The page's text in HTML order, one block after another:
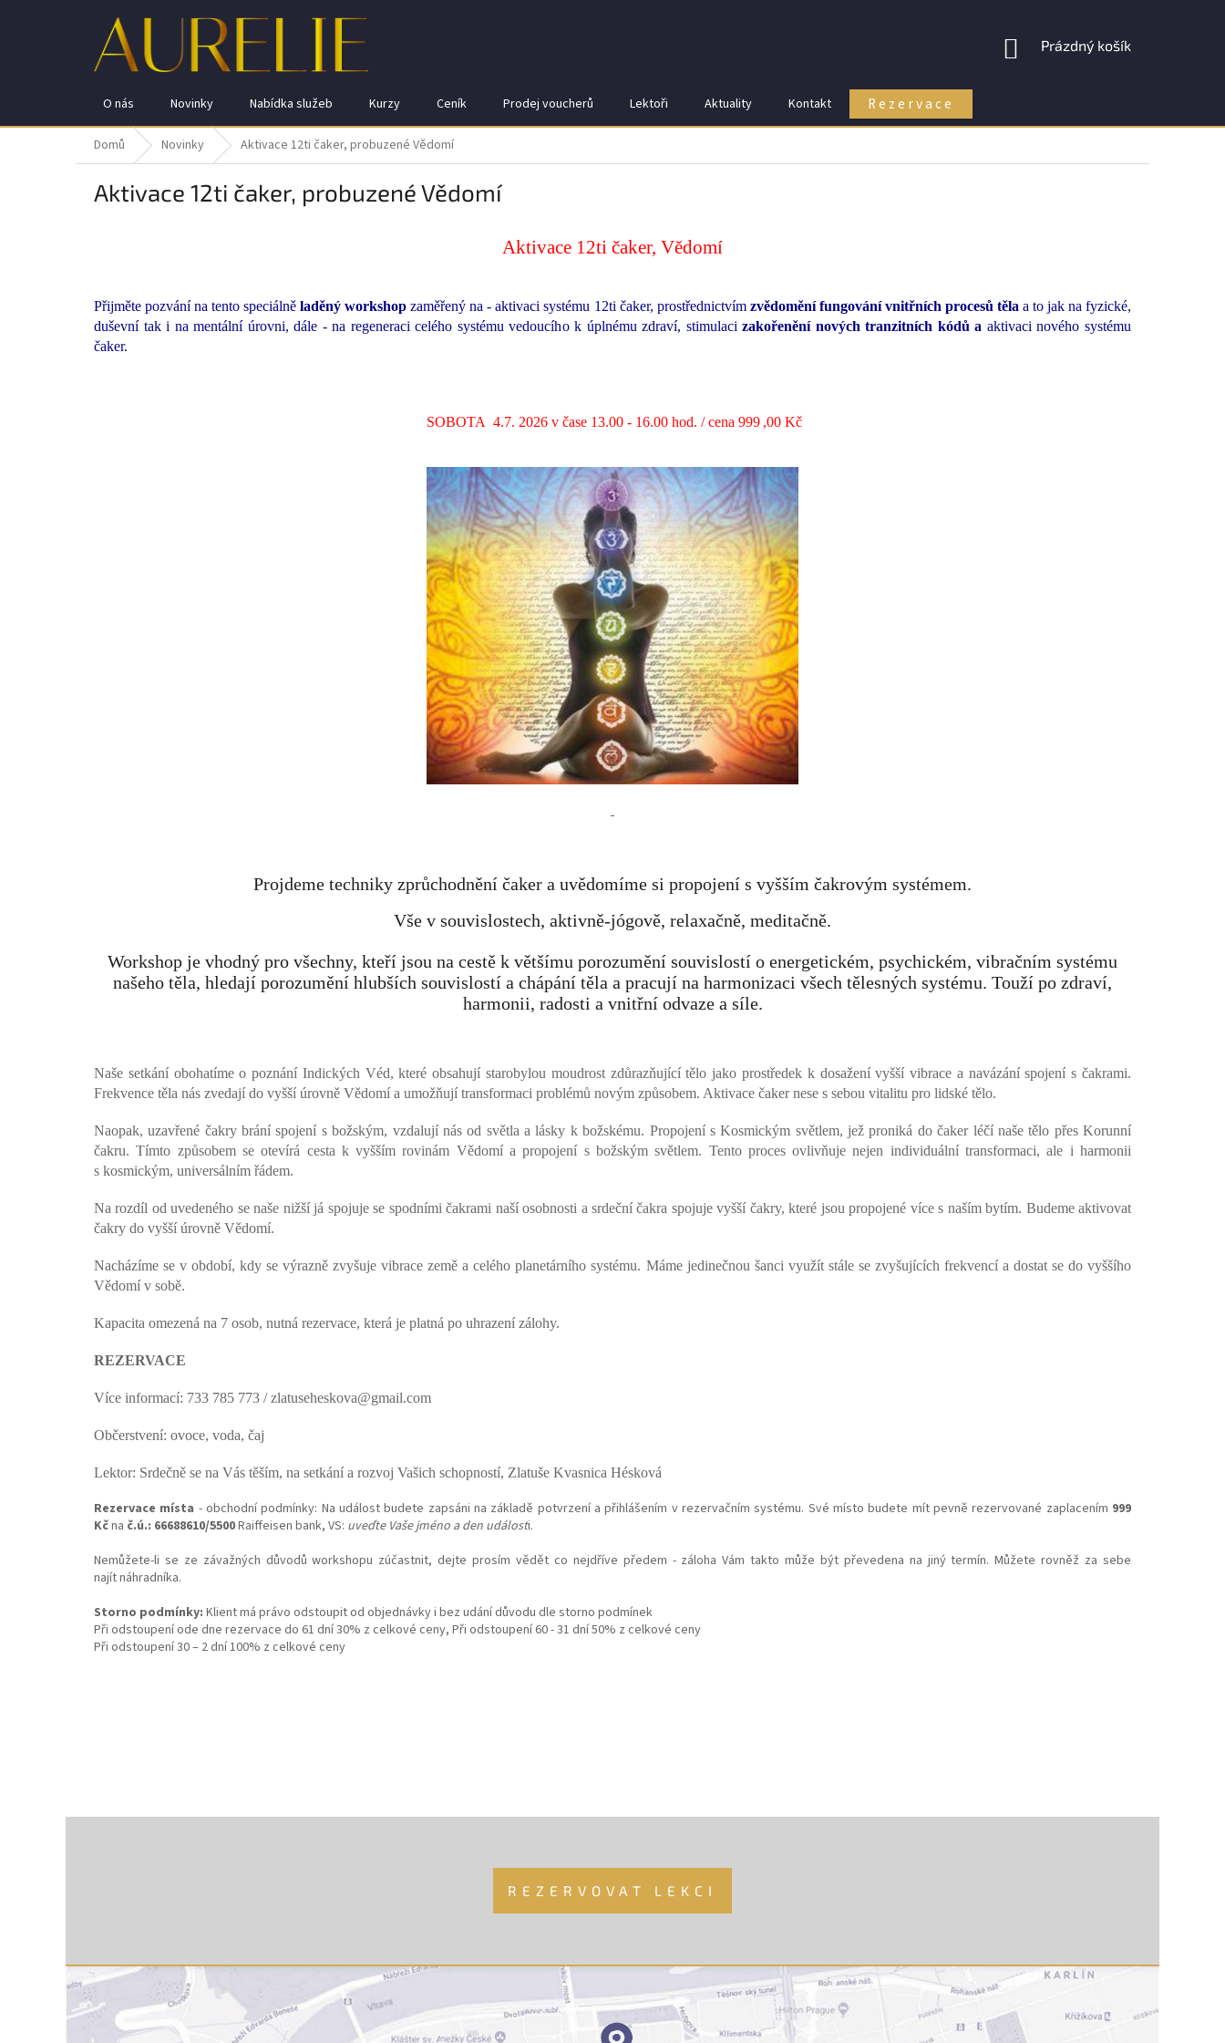
NÁKUPNÍ
Prázdný košík
O nás Novinky Nabídka služeb Kurzy Ceník Prodej voucherů Lektoři Aktuality Kontakt Rezervace
Domů Novinky Aktivace 12ti čaker, probuzené Vědomí
Aktivace 12ti čaker, probuzené Vědomí
Aktivace 12ti čaker, Vědomí
Přijměte pozvání na tento speciálněladěný workshop zaměřený na - aktivaci systému 12ti čaker, prostřednictvímzvědomění fungování vnitřních procesů těla a to jak na fyzické,
duševní tak i na mentální úrovni, dále - na regeneraci celého systému vedoucího k úplnému zdraví, stimulacizakořenění nových tranzitních kódů a aktivaci nového systému
čaker.
SOBOTA 4.7. 2026 v čase 13.00 - 16.00 hod. / cena 999 ,00 Kč
Projdeme techniky zprůchodnění čaker a uvědomíme si propojení s vyšším čakrovým systémem.
Vše v souvislostech, aktivně-jógově, relaxačně, meditačně.
Workshop je vhodný pro všechny, kteří jsou na cestě k většímu porozumění souvislostí o energetickém, psychickém, vibračním systému
našeho těla, hledají porozumění hlubších souvislostí a chápání těla a pracují na harmonizaci všech tělesných systému. Touží po zdraví,
harmonii, radosti a vnitřní odvaze a síle.
Naše setkání obohatíme o poznání Indických Véd, které obsahují starobylou moudrost zdůrazňující tělo jako prostředek k dosažení vyšší vibrace a navázání spojení s čakrami.
Frekvence těla nás zvedají do vyšší úrovně Vědomí a umožňují transformaci problémů novým způsobem. Aktivace čaker nese s sebou vitalitu pro lidské tělo.
Naopak, uzavřené čakry brání spojení s božským, vzdalují nás od světla a lásky k božskému. Propojení s Kosmickým světlem, jež proniká do čaker léčí naše tělo přes Korunní
čakru. Tímto způsobem se otevírá cesta k vyšším rovinám Vědomí a propojení s božským světlem. Tento proces ovlivňuje nejen individuální transformaci, ale i harmonii
s kosmickým, universálním řádem.
Na rozdíl od uvedeného se naše nižší já spojuje se spodními čakrami naší osobnosti a srdeční čakra spojuje vyšší čakry, které jsou propojené více s naším bytím. Budeme aktivovat
čakry do vyšší úrovně Vědomí.
Nacházíme se v období, kdy se výrazně zvyšuje vibrace země a celého planetárního systému. Máme jedinečnou šanci využít stále se zvyšujících frekvencí a dostat se do vyššího
Vědomí v sobě.
Kapacita omezená na 7 osob, nutná rezervace, která je platná po uhrazení zálohy.
REZERVACE
Více informací: 733 785 773 / zlatuseheskova@gmail.com
Občerstvení: ovoce, voda, čaj
Lektor: Srdečně se na Vás těším, na setkání a rozvoj Vašich schopností, Zlatuše Kvasnica Hésková
Rezervace místa - obchodní podmínky: Na událost budete zapsáni na základě potvrzení a přihlášením v rezervačním systému. Své místo budete mít pevně rezervované zaplacením 999
Kčna č.ú.: 66688610/5500Raiffeisen bank, VS: uveďte Vaše jméno a den události.
Nemůžete-li se ze závažných důvodů workshopu zúčastnit, dejte prosím vědět co nejdříve předem - záloha Vám takto může být převedena na jiný termín. Můžete rovněž za sebe
najít náhradníka.
Storno podmínky: Klient má právo odstoupit od objednávky i bez udání důvodu dle storno podmínek
Při odstoupení ode dne rezervace do 61 dní 30% z celkové ceny, Při odstoupení 60 - 31 dní 50% z celkové ceny
Při odstoupení 30 – 2 dní 100% z celkové ceny